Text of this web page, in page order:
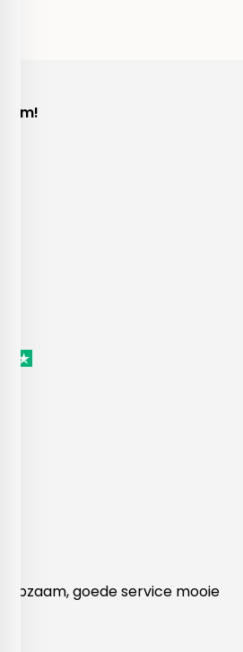
Behulpzaam!
Heel behulpzaam, goede